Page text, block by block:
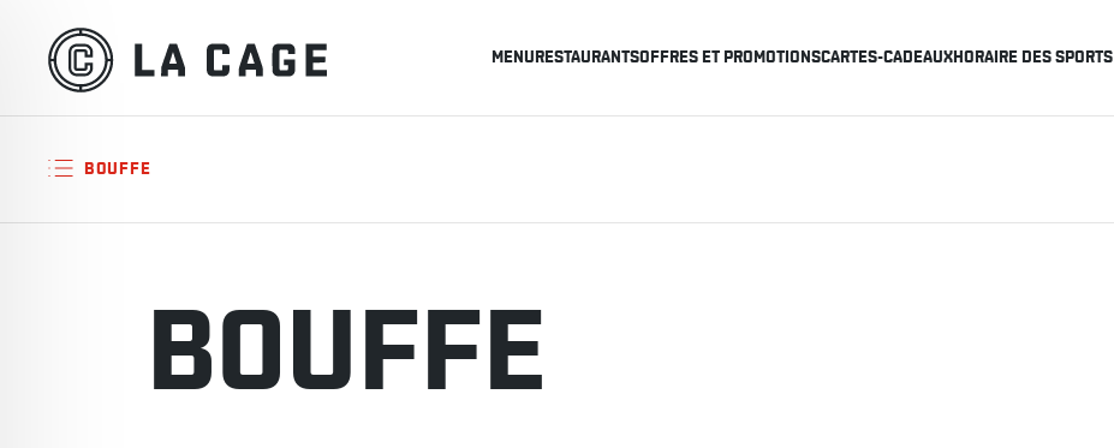
MENURESTAURANTSOFFRES ET PROMOTIONSCARTES-CADEAUXHORAIRE DES SPORTS
BOUFFE
BOUFFE